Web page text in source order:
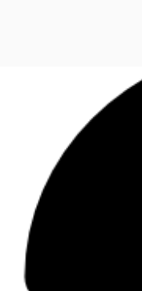
lata 70-te, 80-te
Działkowca 2005
Działkowca 2006
Działkowca 2012
w Warszawie 2013